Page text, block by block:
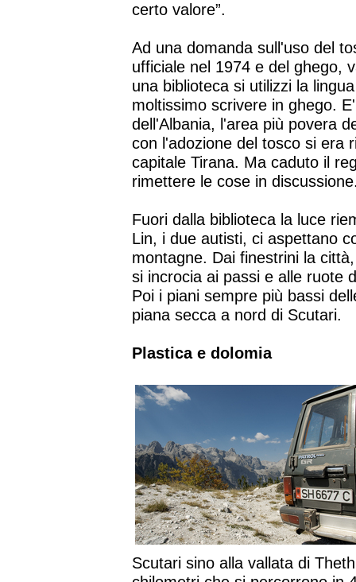
certo valore”.
Ad una domanda sull'uso del
ufficiale nel 1974 e del ghego,
una biblioteca si utilizzi la
moltissimo scrivere in ghego.
dell'Albania, l'area più povera
con l'adozione del tosco si era
capitale Tirana. Ma caduto il
rimettere le cose in
Fuori dalla biblioteca la luce
Lin, i due autisti, ci aspettano
montagne. Dai finestrini la
si incrocia ai passi e alle ruote
Poi i piani sempre più bassi
piana secca a nord di Scutari.
Plastica e dolomia
Scutari sino alla vallata di